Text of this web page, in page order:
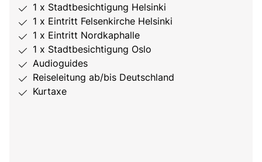
1 x Stadtbesichtigung Helsinki
1 x Eintritt Felsenkirche Helsinki
1 x Eintritt Nordkaphalle
1 x Stadtbesichtigung Oslo
Audioguides
Reiseleitung ab/bis Deutschland
Kurtaxe